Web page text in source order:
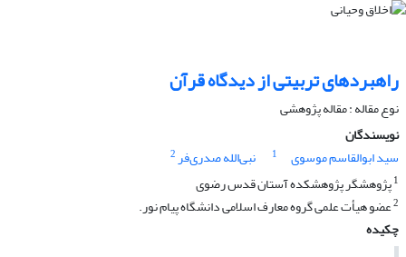
راهبردهای تربیتی از دیدگاه قرآن
نوع مقاله : مقاله پژوهشی
نویسندگان
سید ابوالقاسم موسوی
1 نبی‌الله صدری‌فر2
1پژوهشگر پژوهشکده آستان قدس رضوی
2عضو هیأت علمی گروه معارف اسلامی دانشگاه پیام نور.
چکیده